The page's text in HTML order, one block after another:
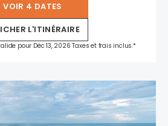
VOIR 4 DATES
L'ITINÉRAIRE
pour Déc 13, 2026 Taxes et frais inclus.*